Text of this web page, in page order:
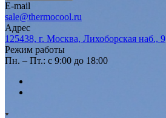
E-mail
sale@thermocool.ru
Адрес
125438, г. Москва, Лихоборская наб., 9
Режим работы
Пн. – Пт.: с 9:00 до 18:00